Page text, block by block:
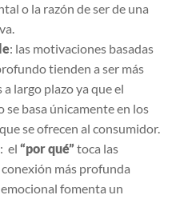
o la razón de ser de una
: las motivaciones basadas
tienden a ser más
largo plazo ya que el
se basa únicamente en los
se ofrecen al consumidor.
: el “por qué”toca las
más profunda
fomenta un